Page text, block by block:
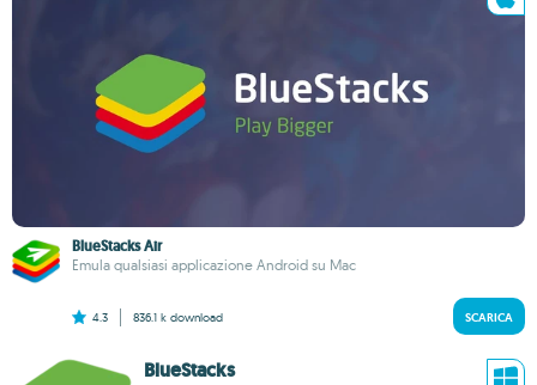
has an integrated gaming wallet for gamers to get offers, rewards,
and tokens for playing on the BlueStacks platform.
BlueStacks Air
Emula qualsiasi applicazione Android su Mac
4.3 836.1 k download SCARICA
BlueStacks